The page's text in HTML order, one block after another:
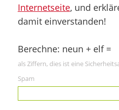
Internetseite, und
damit einverstanden!
Berechne: neun + elf =
als Ziffern, dies ist eine
Spam